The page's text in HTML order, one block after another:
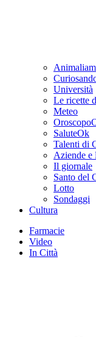
Università
Le ricette
Meteo
SaluteOk
Talenti di
Aziende e
Il giornale
Santo del
Lotto
Sondaggi
Cultura
Farmacie
Video
In Città